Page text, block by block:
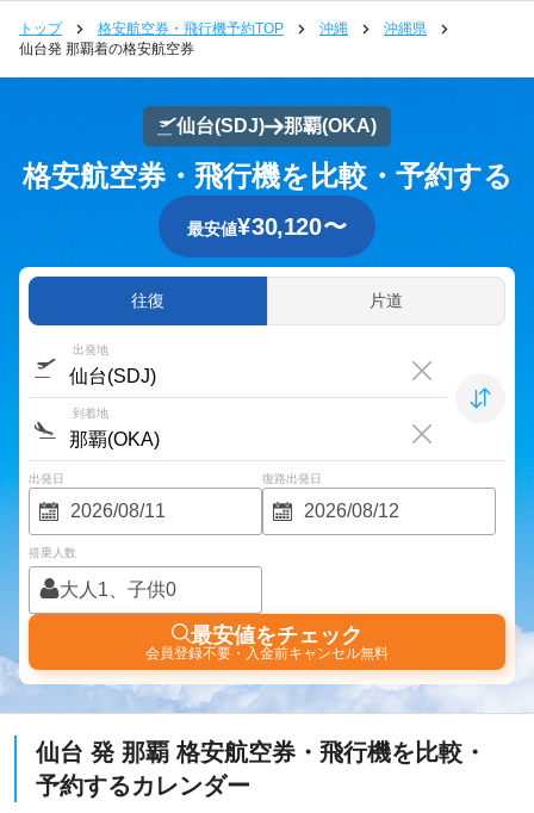
トップ 格安航空券・飛行機予約TOP 沖縄
沖縄県
仙台発 那覇着の格安航空券
仙台(SDJ) 那覇(OKA)
格安航空券・飛行機を比較・予約する
最安値¥30,120〜
往復 片道
出発地
到着地
出発日 復路出発日
搭乗人数
大人1、子供0
最安値をチェック
会員登録不要・入金前キャンセル無料
仙台 発 那覇格安航空券・飛行機を比較・
予約するカレンダー